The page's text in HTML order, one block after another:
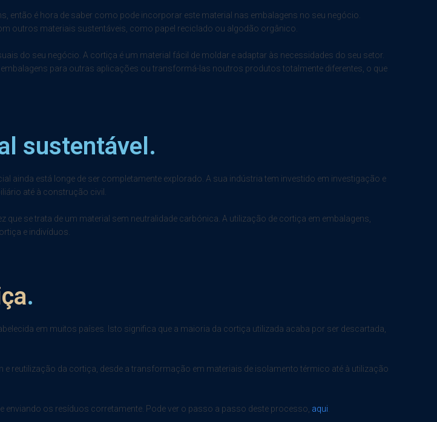
é hora de saber como pode incorporar este material nas embalagens no seu negócio.
outros materiais sustentáveis, como papel reciclado ou algodão orgânico.
do seu negócio. A cortiça é um material fácil de moldar e adaptar às necessidades do seu setor.
para outras aplicações ou transformá-las noutros produtos totalmente diferentes, o que
sustentável.
ainda está longe de ser completamente explorado. A sua indústria tem investido em investigação e
até à construção civil.
se trata de um material sem neutralidade carbónica. A utilização de cortiça em embalagens,
e indivíduos.
.
em muitos países. Isto significa que a maioria da cortiça utilizada acaba por ser descartada,
reutilização da cortiça, desde a transformação em materiais de isolamento térmico até à utilização
os resíduos corretamente. Pode ver o passo a passo deste processo, aqui